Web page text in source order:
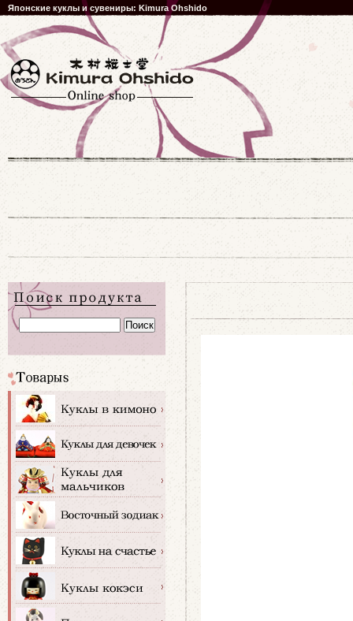
Японские куклы и сувениры: Kimura Ohshido